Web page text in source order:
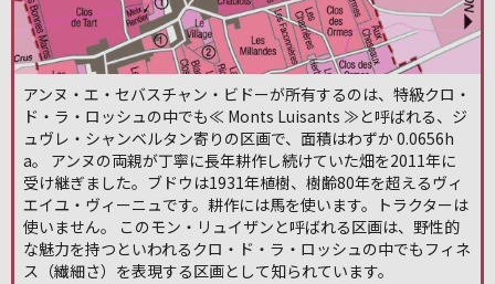
アンヌ・エ・セバスチャン・ビドーが所有するのは、特級クロ・
ド・ラ・ロッシュの中でも≪ Monts Luisants ≫と呼ばれる、ジ
ュヴレ・シャンベルタン寄りの区画で、面積はわずか 0.0656h
a。 アンヌの両親が丁寧に長年耕作し続けていた畑を2011年に
受け継ぎました。ブドウは1931年植樹、樹齢80年を超えるヴィ
エイユ・ヴィーニュです。耕作には馬を使います。トラクターは
使いません。 このモン・リュイザンと呼ばれる区画は、野性的
な魅力を持つといわれるクロ・ド・ラ・ロッシュの中でもフィネ
ス（繊細さ）を表現する区画として知られています。